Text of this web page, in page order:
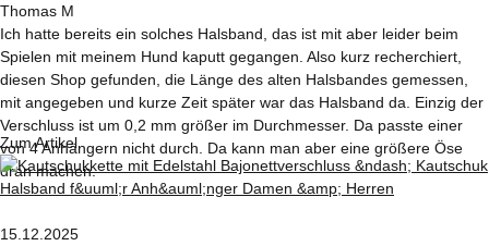
Thomas M
Ich hatte bereits ein solches Halsband, das ist mit aber leider beim
Spielen mit meinem Hund kaputt gegangen. Also kurz recherchiert,
diesen Shop gefunden, die Länge des alten Halsbandes gemessen,
mit angegeben und kurze Zeit später war das Halsband da. Einzig der
Verschluss ist um 0,2 mm größer im Durchmesser. Da passte einer
von 4 Anhängern nicht durch. Da kann man aber eine größere Öse
dran machen.
Zum Artikel
15.12.2025